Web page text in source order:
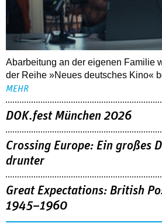
Abarbeitung an der eigenen Familie
der Reihe »Neues deutsches Kino«
MEHR
DOK.fest München 2026
Crossing Europe: Ein großes
drunter
Great Expectations: British
1945–1960